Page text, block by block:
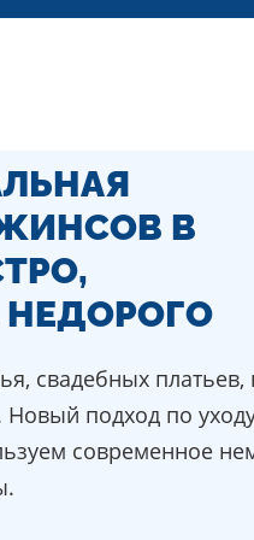
В
НЕДОРОГО
свадебных
Новый подход по
современное